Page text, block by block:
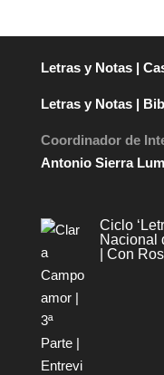
e
b
o
k
s
A
p
Letras y Notas |
Letras y Notas |
Coordinador de
Antonio Sierra
Ciclo
Nacional
| Con